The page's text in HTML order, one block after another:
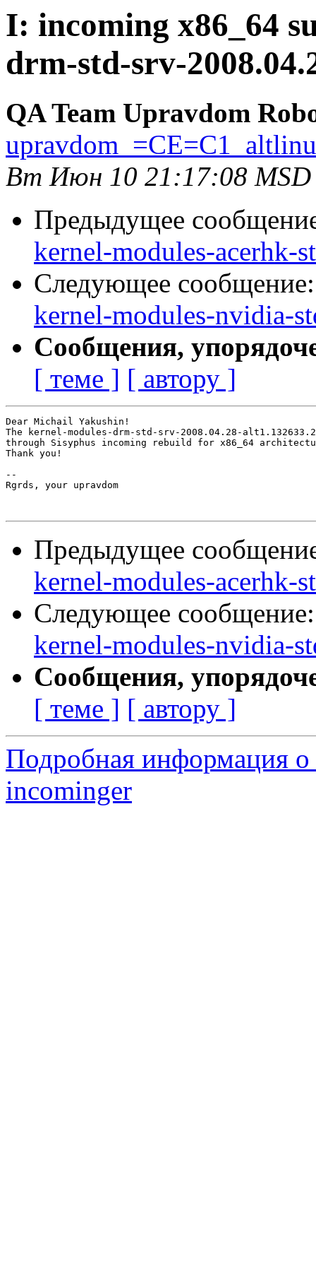
I: incoming x86_64
drm-std-srv-
QA Team Upravdom
Вт Июн 10 21:17:08 MSD
Предыдущее
kernel-modules-acerhk-
Следующее
kernel-modules-nvidia-
Сообщения,
[ теме ] [ автору ]
Dear Michail Yakushin!
The kernel-modules-drm-std-srv-2008.04.28-alt1.132633.2
through Sisyphus incoming rebuild for x86_64
Thank you!
--
Rgrds, your upravdom
Предыдущее
kernel-modules-acerhk-
Следующее
kernel-modules-nvidia-
Сообщения,
[ теме ] [ автору ]
Подробная информация о
incominger